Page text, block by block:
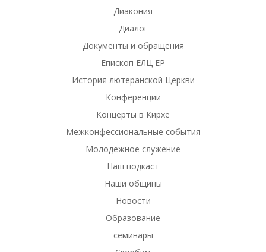
Диакония
Диалог
Документы и обращения
Епископ ЕЛЦ ЕР
История лютеранской Церкви
Конференции
Концерты в Кирхе
Межконфессиональные события
Молодежное служение
Наш подкаст
Наши общины
Новости
Образование
семинары